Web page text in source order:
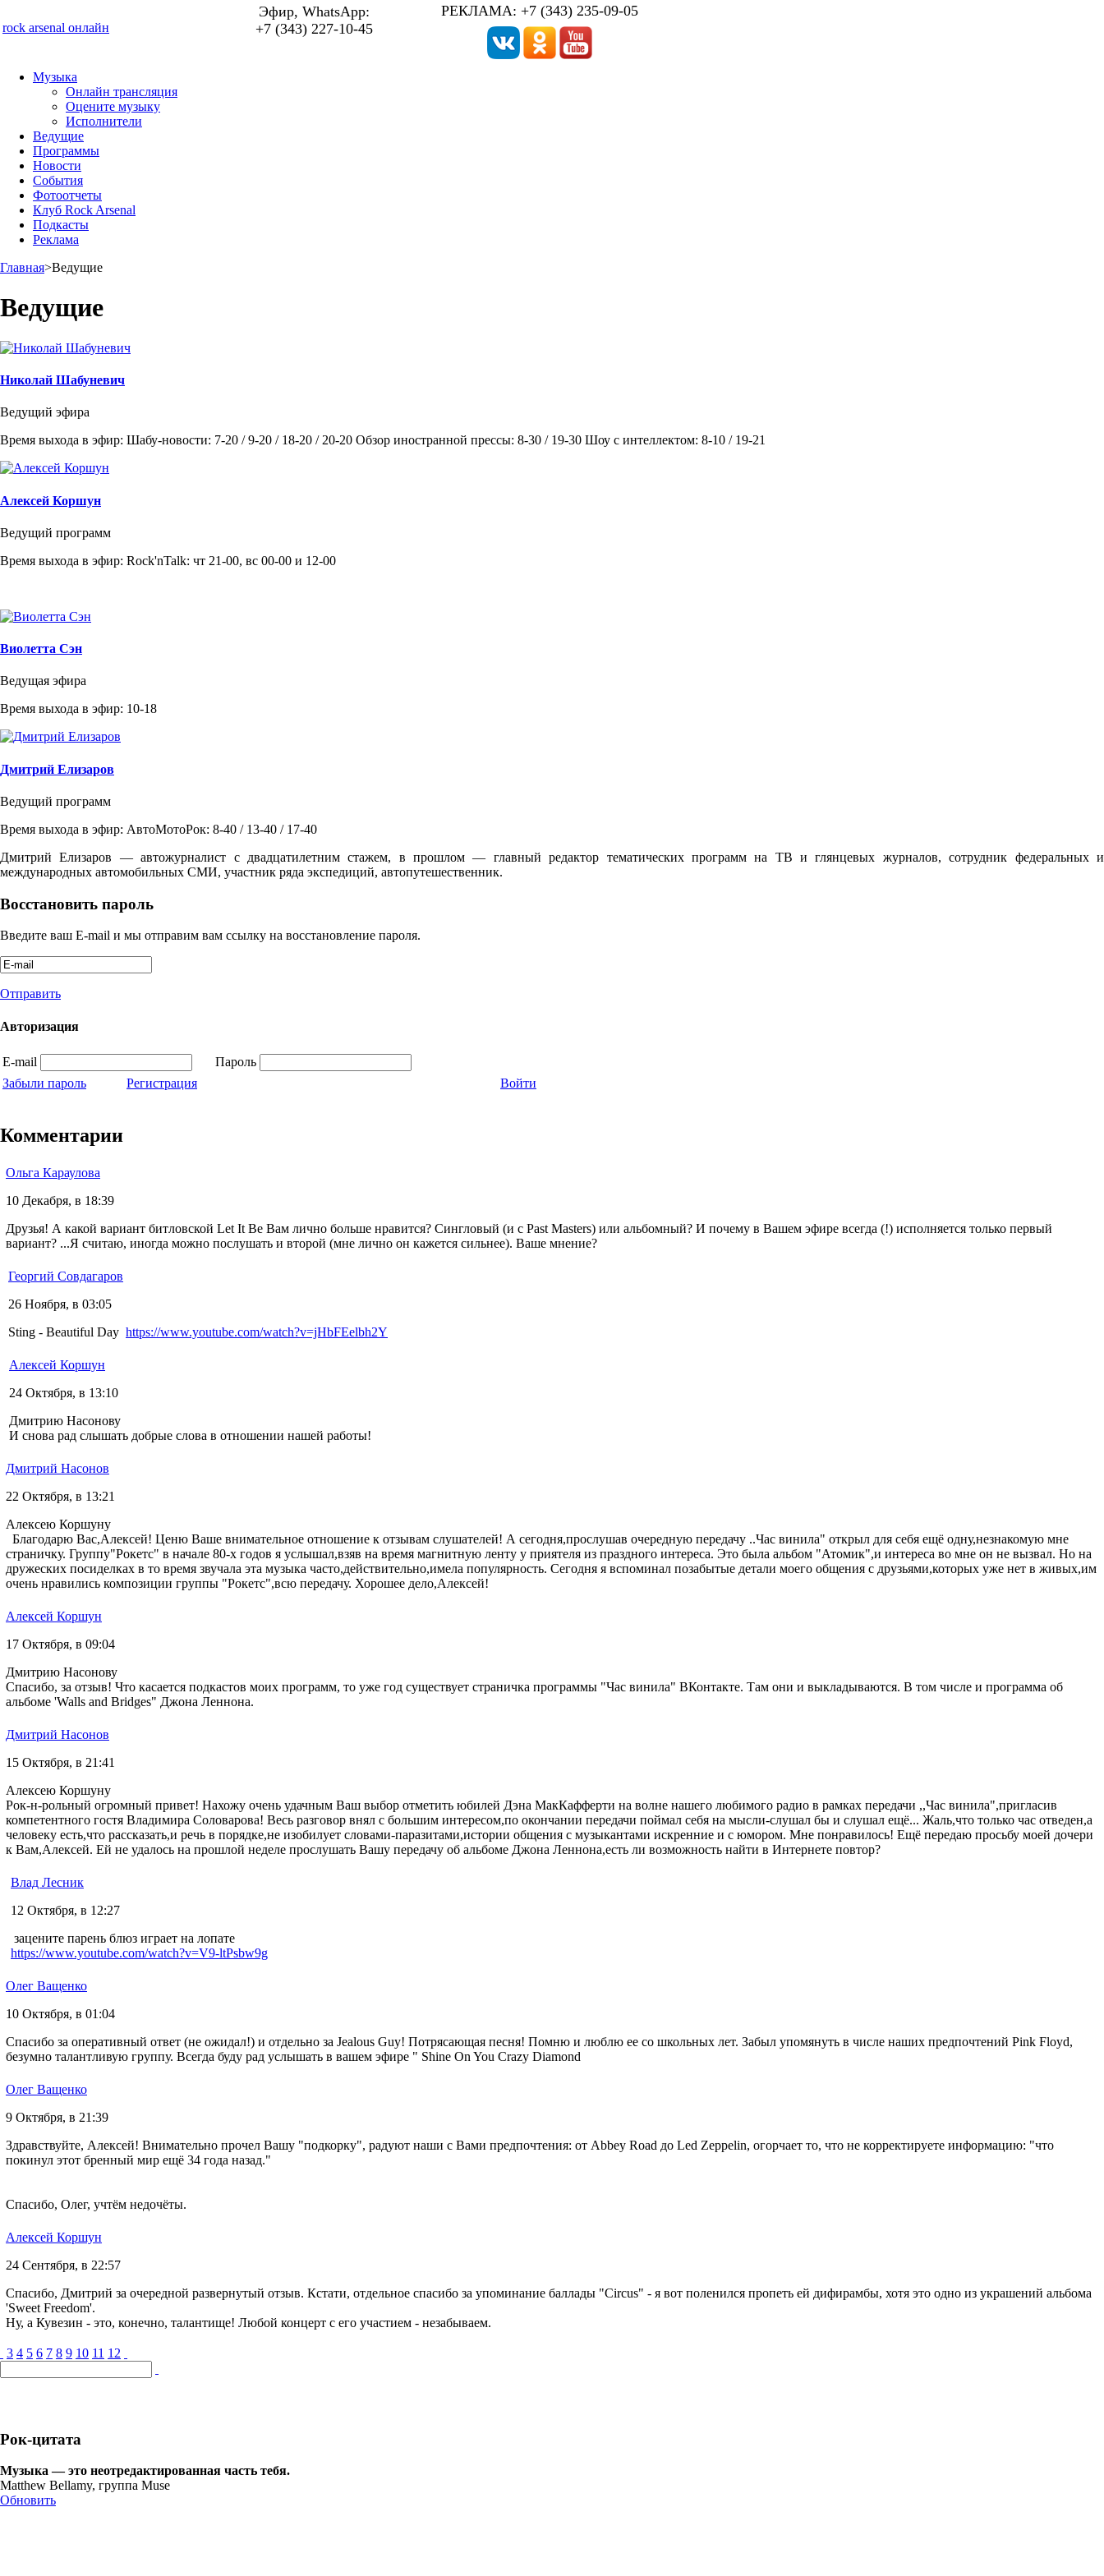
rock arsenal онлайн
Эфир, WhatsApp:
+7 (343) 227-10-45
РЕКЛАМА: +7 (343) 235-09-05
Музыка
Онлайн трансляция
Оцените музыку
Исполнители
Ведущие
Программы
Новости
События
Фотоотчеты
Клуб Rock Arsenal
Подкасты
Реклама
Главная>Ведущие
Ведущие
Николай Шабуневич
Ведущий эфира
Время выхода в эфир: Шабу-новости: 7-20 / 9-20 / 18-20 / 20-20 Обзор иностранной прессы: 8-30 / 19-30 Шоу с интеллектом: 8-10 / 19-21
Алексей Коршун
Ведущий программ
Время выхода в эфир: Rock'nTalk: чт 21-00, вс 00-00 и 12-00
Виолетта Сэн
Ведущая эфира
Время выхода в эфир: 10-18
Дмитрий Елизаров
Ведущий программ
Время выхода в эфир: АвтоМотоРок: 8-40 / 13-40 / 17-40
Дмитрий Елизаров — автожурналист с двадцатилетним стажем, в прошлом — главный редактор тематических программ на ТВ и глянцевых журналов, сотрудник федеральных и
международных автомобильных СМИ, участник ряда экспедиций, автопутешественник.
Восстановить пароль
Введите ваш E-mail и мы отправим вам ссылку на восстановление пароля.
Отправить
Авторизация
E-mail
Пароль
Забыли пароль
Регистрация Войти
Комментарии
Ольга Караулова
10 Декабря, в 18:39
Друзья! А какой вариант битловской Let It Be Вам лично больше нравится? Сингловый (и с Past Masters) или альбомный? И почему в Вашем эфире всегда (!) исполняется только первый
вариант? ...Я считаю, иногда можно послушать и второй (мне лично он кажется сильнее). Ваше мнение?
Георгий Совдагаров
26 Ноября, в 03:05
Sting - Beautiful Day https://www.youtube.com/watch?v=jHbFEelbh2Y
Алексей Коршун
24 Октября, в 13:10
Дмитрию Насонову
И снова рад слышать добрые слова в отношении нашей работы!
Дмитрий Насонов
22 Октября, в 13:21
Алексею Коршуну
Благодарю Вас,Алексей! Ценю Ваше внимательное отношение к отзывам слушателей! А сегодня,прослушав очередную передачу ..Час винила" открыл для себя ещё одну,незнакомую мне
страничку. Группу"Рокетс" в начале 80-х годов я услышал,взяв на время магнитную ленту у приятеля из праздного интереса. Это была альбом "Атомик",и интереса во мне он не вызвал. Но на
дружеских посиделках в то время звучала эта музыка часто,действительно,имела популярность. Сегодня я вспоминал позабытые детали моего общения с друзьями,которых уже нет в живых,им
очень нравились композиции группы "Рокетс",всю передачу. Хорошее дело,Алексей!
Алексей Коршун
17 Октября, в 09:04
Дмитрию Насонову
Спасибо, за отзыв! Что касается подкастов моих программ, то уже год существует страничка программы "Час винила" ВКонтакте. Там они и выкладываются. В том числе и программа об
альбоме 'Walls and Bridges" Джона Леннона.
Дмитрий Насонов
15 Октября, в 21:41
Алексею Коршуну
Рок-н-рольный огромный привет! Нахожу очень удачным Ваш выбор отметить юбилей Дэна МакКафферти на волне нашего любимого радио в рамках передачи ,,Час винила",пригласив
компетентного гостя Владимира Соловарова! Весь разговор внял с большим интересом,по окончании передачи поймал себя на мысли-слушал бы и слушал ещё... Жаль,что только час отведен,а
человеку есть,что рассказать,и речь в порядке,не изобилует словами-паразитами,истории общения с музыкантами искренние и с юмором. Мне понравилось! Ещё передаю просьбу моей дочери
к Вам,Алексей. Ей не удалось на прошлой неделе прослушать Вашу передачу об альбоме Джона Леннона,есть ли возможность найти в Интернете повтор?
Влад Лесник
12 Октября, в 12:27
зацените парень блюз играет на лопате
https://www.youtube.com/watch?v=V9-ltPsbw9g
Олег Ващенко
10 Октября, в 01:04
Спасибо за оперативный ответ (не ожидал!) и отдельно за Jealous Guy! Потрясающая песня! Помню и люблю ее со школьных лет. Забыл упомянуть в числе наших предпочтений Pink Floyd,
безумно талантливую группу. Всегда буду рад услышать в вашем эфире " Shine On You Crazy Diamond
Олег Ващенко
9 Октября, в 21:39
Здравствуйте, Алексей! Внимательно прочел Вашу "подкорку", радуют наши с Вами предпочтения: от Abbey Road до Led Zeppelin, огорчает то, что не корректируете информацию: "что
покинул этот бренный мир ещё 34 года назад."
Спасибо, Олег, учтём недочёты.
Алексей Коршун
24 Сентября, в 22:57
Спасибо, Дмитрий за очередной развернутый отзыв. Кстати, отдельное спасибо за упоминание баллады "Circus" - я вот поленился пропеть ей дифирамбы, хотя это одно из украшений альбома
'Sweet Freedom'.
Ну, а Кувезин - это, конечно, талантище! Любой концерт с его участием - незабываем.
3 4 5 6 7 8 9 10 11 12
Рок-цитата
Музыка — это неотредактированная часть тебя.
Matthew Bellamy, группа Muse
Обновить